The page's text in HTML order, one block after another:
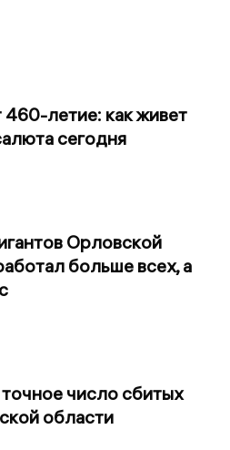
летие: как живет
сегодня
Орловской
больше всех, а
число сбитых
области